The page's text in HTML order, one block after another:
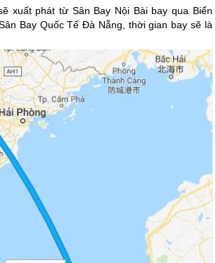
xuất phát từ Sân Bay Nội Bài bay qua Biển
Bay Quốc TếĐà Nẵng , thời gian bay sẽ là